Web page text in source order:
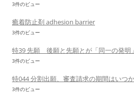
3件のビュー
癒着防止剤 adhesion barrier
3件のビュー
特39 先願 後願と先願とが「同一の発明
3件のビュー
特044 分割出願、審査請求の期間はいつ
3件のビュー